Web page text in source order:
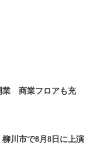
業 商業フロアも充
川市で8月8日に上演